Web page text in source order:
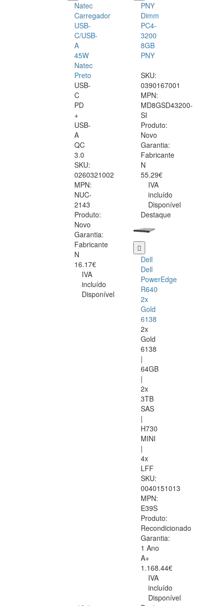
Natec
Carregador
USB-
C/USB-
A
45W
Natec
Preto
USB-
C
PD
+
USB-
A
QC
3.0
SKU:
0260321002
MPN:
NUC-
2143
Produto:
Novo
Garantia:
Fabricante
N
16.17€
IVA
incluído
Disponível
PNY
Dimm
PC4-
3200
8GB
PNY
SKU:
0390167001
MPN:
MD8GSD43200-
SI
Produto:
Novo
Garantia:
Fabricante
N
55.29€
IVA
incluído
Disponível
Destaque
Dell
Dell
PowerEdge
R640
2x
Gold
6138
2x
Gold
6138
|
64GB
|
2x
3TB
SAS
|
H730
MINI
|
4x
LFF
SKU:
0040151013
MPN:
E39S
Produto:
Recondicionado
Garantia:
1 Ano
A+
1.168.44€
IVA
incluído
Disponível